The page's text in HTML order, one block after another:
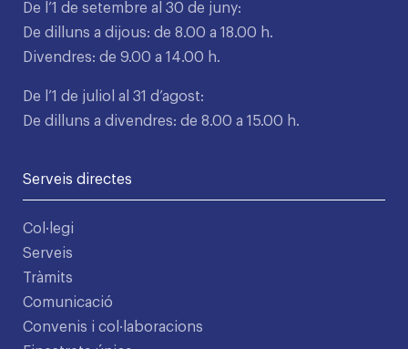
De l’1 de setembre al 30 de juny:
De dilluns a dijous: de 8.00 a 18.00 h.
Divendres: de 9.00 a 14.00 h.
De l’1 de juliol al 31 d’agost:
De dilluns a divendres: de 8.00 a 15.00 h.
Serveis directes
Col·legi
Serveis
Tràmits
Comunicació
Convenis i col·laboracions